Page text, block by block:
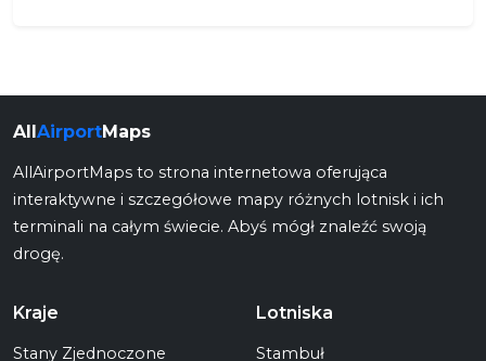
AllAirportMaps
AllAirportMaps to strona internetowa oferująca
interaktywne i szczegółowe mapy różnych lotnisk i ich
terminali na całym świecie. Abyś mógł znaleźć swoją
drogę.
Kraje
Stany Zjednoczone
Lotniska
Stambuł